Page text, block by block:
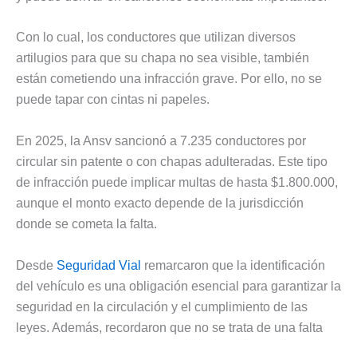
Con lo cual, los conductores que utilizan diversos
artilugios para que su chapa no sea visible, también
están cometiendo una infracción grave. Por ello, no se
puede tapar con cintas ni papeles.
En 2025, la Ansv sancionó a 7.235 conductores por
circular sin patente o con chapas adulteradas. Este tipo
de infracción puede implicar multas de hasta $1.800.000,
aunque el monto exacto depende de la jurisdicción
donde se cometa la falta.
Desde Seguridad Vial remarcaron que la identificación
del vehículo es una obligación esencial para garantizar la
seguridad en la circulación y el cumplimiento de las
leyes. Además, recordaron que no se trata de una falta